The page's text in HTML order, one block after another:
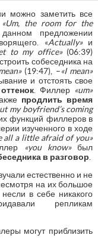
можно заметить все
«Um, the room for the
предложении
«Actually»и
to my office»(06:39)
собеседника на
(19:47), –«I mean»
и отстоять свое
оттенок . Филлер «um»
продлить время
my boyfriend’s coming
функций филлеров в
изученного в ходе
all a little afraid of you»
«you know»был
в разговор
естественно и не
на их большое
в себе никакого
репликам
могут приблизить